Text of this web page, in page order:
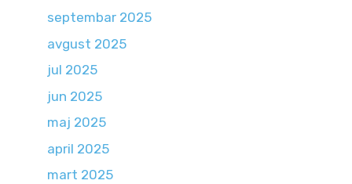
septembar 2025
avgust 2025
jul 2025
jun 2025
maj 2025
april 2025
mart 2025